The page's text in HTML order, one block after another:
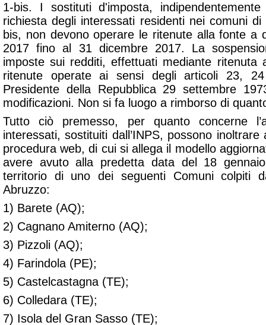
1-bis. I sostituti d'imposta,
richiesta degli interessati residenti nei comuni
bis, non devono operare le ritenute alla fonte a
2017 fino al 31 dicembre 2017. La
imposte sui redditi, effettuati mediante ritenuta
ritenute operate ai sensi degli articoli 23,
Presidente della Repubblica 29 settembre
modificazioni. Non si fa luogo a rimborso di
Tutto ciò premesso, per quanto concerne
interessati, sostituiti dall’INPS, possono
procedura web, di cui si allega il modello
avere avuto alla predetta data del 18
territorio di uno dei seguenti Comuni colpiti
Abruzzo:
1) Barete (AQ);
2) Cagnano Amiterno (AQ);
3) Pizzoli (AQ);
4) Farindola (PE);
5) Castelcastagna (TE);
6) Colledara (TE);
7) Isola del Gran Sasso (TE);